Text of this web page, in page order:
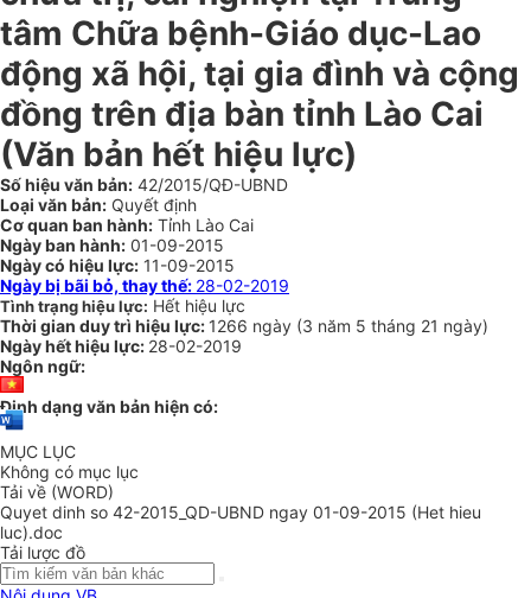
tâm Chữa bệnh-Giáo dục-Lao
động xã hội, tại gia đình và cộng
đồng trên địa bàn tỉnh Lào Cai
(Văn bản hết hiệu lực)
Số hiệu văn bản: 42/2015/QĐ-UBND
Loại văn bản: Quyết định
Cơ quan ban hành: Tỉnh Lào Cai
Ngày ban hành: 01-09-2015
Ngày có hiệu lực: 11-09-2015
Ngày bị bãi bỏ, thay thế: 28-02-2019
Tình trạng hiệu lực: Hết hiệu lực
Thời gian duy trì hiệu lực: 1266 ngày (3 năm 5 tháng 21 ngày)
Ngày hết hiệu lực: 28-02-2019
Ngôn ngữ:
Định dạng văn bản hiện có:
MỤC LỤC
Không có mục lục
Tải về (WORD)
Quyet dinh so 42-2015_QD-UBND ngay 01-09-2015 (Het hieu
luc).doc
Tải lược đồ